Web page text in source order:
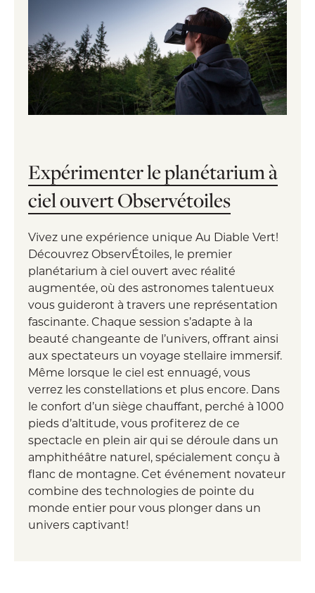
Expérimenter le planétarium à
ciel ouvert Observétoiles
Vivez une expérience unique Au Diable Vert!
Découvrez ObservÉtoiles, le premier
planétarium à ciel ouvert avec réalité
augmentée, où des astronomes talentueux
vous guideront à travers une représentation
fascinante. Chaque session s’adapte à la
beauté changeante de l’univers, offrant ainsi
aux spectateurs un voyage stellaire immersif.
Même lorsque le ciel est ennuagé, vous
verrez les constellations et plus encore. Dans
le confort d’un siège chauffant, perché à 1000
pieds d’altitude, vous profiterez de ce
spectacle en plein air qui se déroule dans un
amphithéâtre naturel, spécialement conçu à
flanc de montagne. Cet événement novateur
combine des technologies de pointe du
monde entier pour vous plonger dans un
univers captivant!